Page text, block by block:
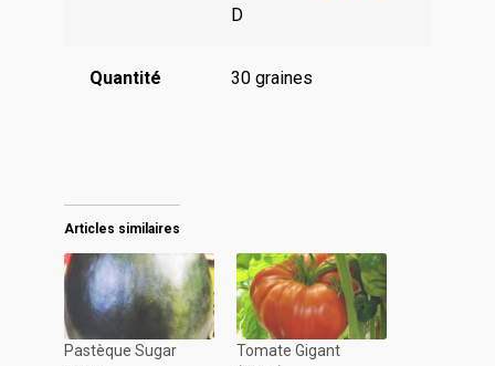
D
Quantité 30 graines
Articles similaires
Pastèque Sugar
Tomate Gigant